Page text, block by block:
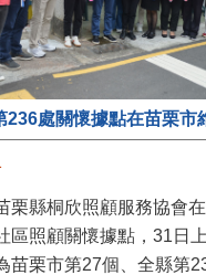
236處關懷據點在苗栗市
栗縣桐欣照顧服務協會
區照顧關懷據點，31日
苗栗市第27個、全縣第